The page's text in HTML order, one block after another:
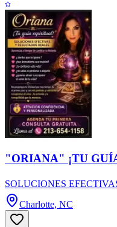
"ORIANA" ¡TU
SOLUCIONES
Charlotte, NC